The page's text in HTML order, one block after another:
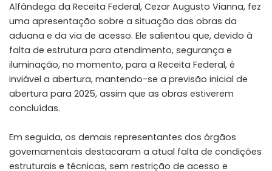
Alfândega da Receita Federal, Cezar Augusto Vianna, fez
uma apresentação sobre a situação das obras da
aduana e da via de acesso. Ele salientou que, devido à
falta de estrutura para atendimento, segurança e
iluminação, no momento, para a Receita Federal, é
inviável a abertura, mantendo-se a previsão inicial de
abertura para 2025, assim que as obras estiverem
concluídas.
Em seguida, os demais representantes dos órgãos
governamentais destacaram a atual falta de condições
estruturais e técnicas, sem restrição de acesso e